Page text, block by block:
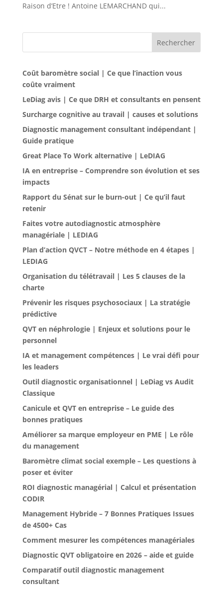
Raison d’Etre ! Antoine LEMARCHAND qui...
Rechercher
Coût baromètre social | Ce que l’inaction vous
coûte vraiment
LeDiag avis | Ce que DRH et consultants en pensent
Surcharge cognitive au travail | causes et solutions
Diagnostic management consultant indépendant |
Guide pratique
Great Place To Work alternative | LeDIAG
IA en entreprise – Comprendre son évolution et ses
impacts
Rapport du Sénat sur le burn-out | Ce qu’il faut
retenir
Faites votre autodiagnostic atmosphère
managériale | LEDIAG
Plan d’action QVCT – Notre méthode en 4 étapes |
LEDIAG
Organisation du télétravail | Les 5 clauses de la
charte
Prévenir les risques psychosociaux | La stratégie
prédictive
QVT en néphrologie | Enjeux et solutions pour le
personnel
IA et management compétences | Le vrai défi pour
les leaders
Outil diagnostic organisationnel | LeDiag vs Audit
Classique
Canicule et QVT en entreprise – Le guide des
bonnes pratiques
Améliorer sa marque employeur en PME | Le rôle
du management
Baromètre climat social exemple – Les questions à
poser et éviter
ROI diagnostic managérial | Calcul et présentation
CODIR
Management Hybride – 7 Bonnes Pratiques Issues
de 4500+ Cas
Comment mesurer les compétences managériales
Diagnostic QVT obligatoire en 2026 – aide et guide
Comparatif outil diagnostic management
consultant